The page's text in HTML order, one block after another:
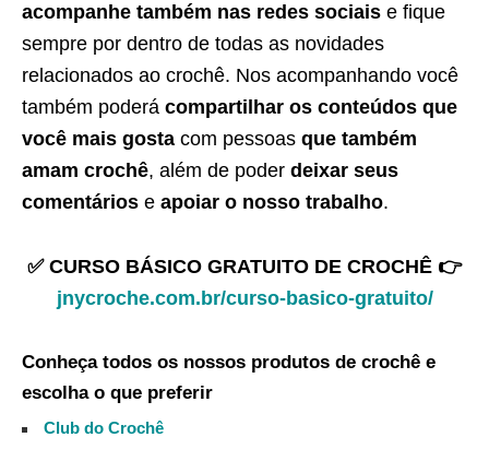
acompanhe também nas redes sociais e fique
sempre por dentro de todas as novidades
relacionados ao crochê. Nos acompanhando você
também poderá compartilhar os conteúdos que
você mais gosta com pessoas que também
amam crochê, além de poder deixar seus
comentários e apoiar o nosso trabalho.
✅ CURSO BÁSICO GRATUITO DE CROCHÊ 👉
jnycroche.com.br/curso-basico-gratuito/
Conheça todos os nossos produtos de crochê e
escolha o que preferir
Club do Crochê